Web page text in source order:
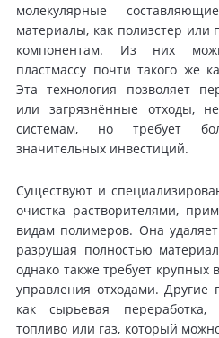
молекулярные
материалы, как полиэстер или
компонентам. Из них
пластмассу почти такого же
Эта технология позволяет
или загрязнённые отходы,
системам, но требует
значительных инвестиций.
Существуют и
очистка растворителями,
видам полимеров. Она
разрушая полностью
однако также требует
управления отходами. Другие
как сырьевая
топливо или газ, который